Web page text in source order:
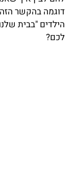
דוגמה בהקשר
הילדים "בבית
לכם?